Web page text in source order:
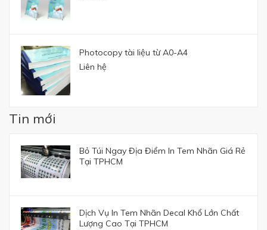
Photocopy tài liệu từ A0-A4
Liên hệ
Tin mới
Bỏ Túi Ngay Địa Điểm In Tem Nhãn Giá Rẻ
Tại TPHCM
Dịch Vụ In Tem Nhãn Decal Khổ Lớn Chất
Lượng Cao Tại TPHCM